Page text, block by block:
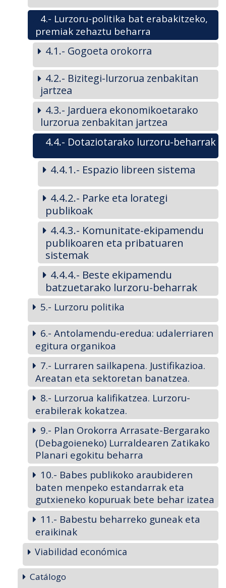
4.- Lurzoru-politika bat erabakitzeko,
premiak zehaztu beharra
4.1.- Gogoeta orokorra
4.2.- Bizitegi-lurzorua zenbakitan
jartzea
4.3.- Jarduera ekonomikoetarako
lurzorua zenbakitan jartzea
4.4.- Dotaziotarako lurzoru-beharrak
4.4.1.- Espazio libreen sistema
4.4.2.- Parke eta lorategi
publikoak
4.4.3.- Komunitate-ekipamendu
publikoaren eta pribatuaren
sistemak
4.4.4.- Beste ekipamendu
batzuetarako lurzoru-beharrak
5.- Lurzoru politika
6.- Antolamendu-eredua: udalerriaren
egitura organikoa
7.- Lurraren sailkapena. Justifikazioa.
Areatan eta sektoretan banatzea.
8.- Lurzorua kalifikatzea. Lurzoru-
erabilerak kokatzea.
9.- Plan Orokorra Arrasate-Bergarako
(Debagoieneko) Lurraldearen Zatikako
Planari egokitu beharra
10.- Babes publikoko araubideren
baten menpeko estandarrak eta
gutxieneko kopuruak bete behar izatea
11.- Babestu beharreko guneak eta
eraikinak
Viabilidad económica
Catálogo